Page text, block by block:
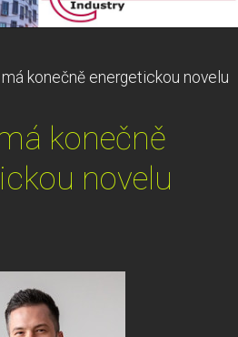
konečně energetickou novelu
konečně
novelu